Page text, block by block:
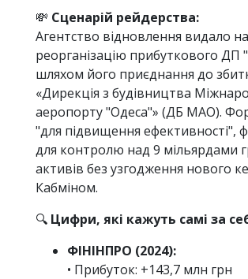
💸 Сценарій рейдерства:
Агентство відновлення видало
реорганізацію прибуткового
шляхом його приєднання до
«Дирекція з будівництва
аеропорту "Одеса"» (ДБ МАО).
"для підвищення ефективності",
для контролю над 9 мільярдами
активів без узгодження нового
Кабміном.
🔍 Цифри, які кажуть самі за
ФІНІНПРО (2024):
• Прибуток: +143,7 млн грн